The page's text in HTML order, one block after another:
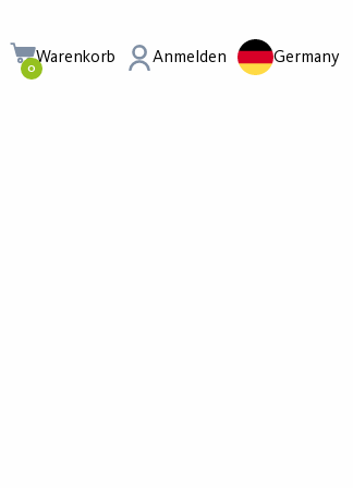
0
Warenkorb Anmelden Germany